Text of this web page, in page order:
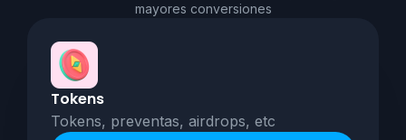
mayores conversiones
Tokens
Tokens, preventas, airdrops, etc